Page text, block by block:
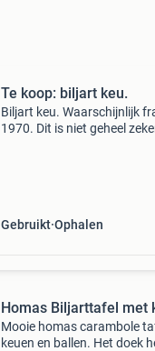
Te koop: biljart keu.
Biljart keu. Waarschijnlijk
1970. Dit is niet geheel
Gebruikt Ophalen
Homas Biljarttafel met
Mooie homas carambole
keuen en ballen. Het doek